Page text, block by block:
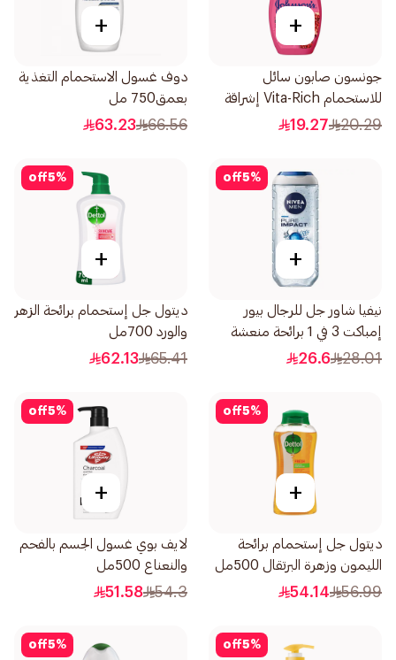
+
جونسون صابون سائل
للاستحمام Vita-Rich إشراقة
250مل
20.29
19.27
+
دوف غسول الاستحمام التغذية
بعمق750 مل
66.56
63.23
5%
off
+
نيفيا شاور جل للرجال بيور
إمباكت 3 في 1 برائحة منعشة
250مل
28.01
26.6
5%
off
+
ديتول جل إستحمام برائحة الزهر
والورد 700مل
65.41
62.13
5%
off
+
ديتول جل إستحمام برائحة
الليمون وزهرة البرتقال 500مل
56.99
54.14
5%
off
+
لايف بوي غسول الجسم بالفحم
والنعناع 500مل
54.3
51.58
5%
off
5%
off